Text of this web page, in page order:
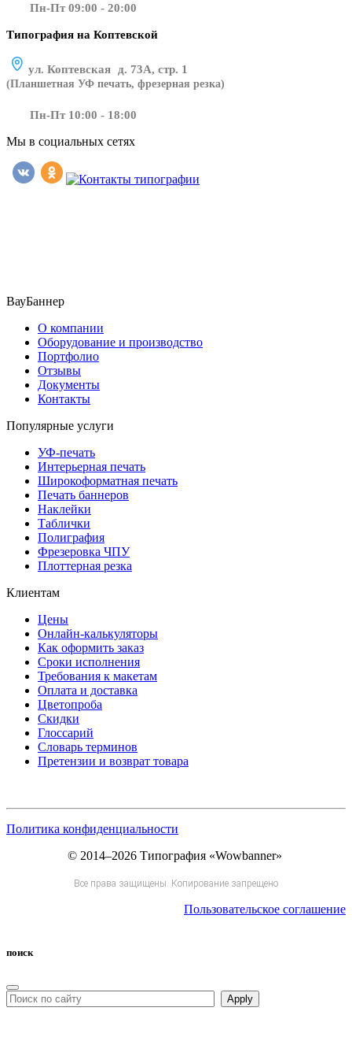
Пн-Пт 09:00 - 20:00
Типография на Коптевской
ул. Коптевская д. 73А, стр. 1
(Планшетная УФ печать, фрезерная резка)
Пн-Пт 10:00 - 18:00
Мы в социальных сетях
ВауБаннер
О компании
Оборудование и производство
Портфолио
Отзывы
Документы
Контакты
Популярные услуги
УФ-печать
Интерьерная печать
Широкоформатная печать
Печать баннеров
Наклейки
Таблички
Полиграфия
Фрезеровка ЧПУ
Плоттерная резка
Клиентам
Цены
Онлайн-калькуляторы
Как оформить заказ
Сроки исполнения
Требования к макетам
Оплата и доставка
Цветопроба
Скидки
Глоссарий
Словарь терминов
Претензии и возврат товара
Политика конфиденциальности
© 2014–2026 Типография «Wowbanner»
Все права защищены. Копирование запрещено
Пользовательское соглашение
поиск